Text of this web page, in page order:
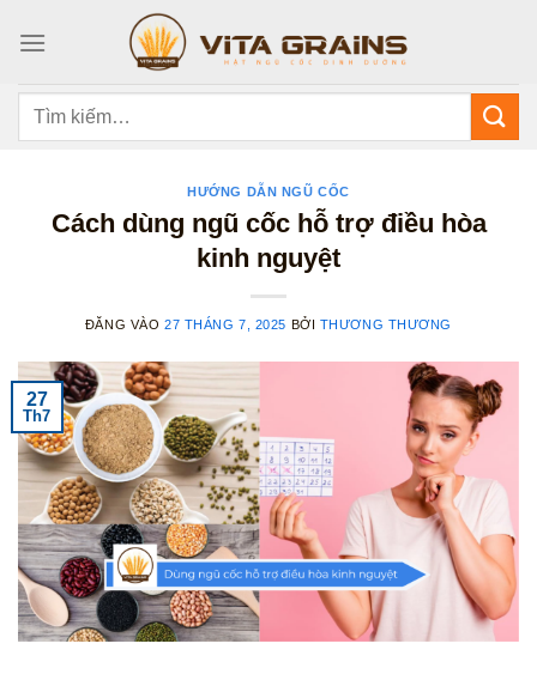
qua
Tìm
HƯỚNG DẪN NGŨ CỐC
Cách dùng ngũ cốc hỗ trợ điều hòa
kinh nguyệt
ĐĂNG VÀO 27 THÁNG 7, 2025 BỞI THƯƠNG THƯƠNG
27
Th7